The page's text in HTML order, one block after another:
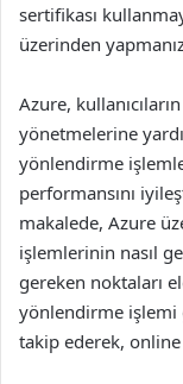
sertifikası
üzerinden
Azure,
yönetmelerine
yönlendirme
performansını
makalede, Azure
işlemlerinin nasıl
gereken noktaları
yönlendirme işlemi
takip ederek, online